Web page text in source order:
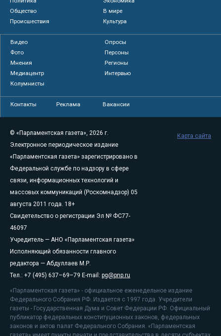
Общество
В мире
Происшествия
Культура
Видео
Опросы
Фото
Персоны
Мнения
Регионы
Медиацентр
Интервью
Колумнисты
Контакты Реклама Вакансии
© «Парламентская газета», 2026 г.
Электронное периодическое издание
«Парламентская газета» зарегистрировано в
Федеральной службе по надзору в сфере
связи, информационных технологий и
массовых коммуникаций (Роскомнадзор) 05
августа 2011 года. 18+
Свидетельство о регистрации Эл № ФС77-
46097
Учредитель — АНО «Парламентская газета»
Исполняющий обязанности главного
редактора — Абдуллаев М.Р.
Тел.: +7 (495) 637–69–79 E-mail: pg@pnp.ru
«Парламентская газета» - официальное еженедельное издание
Федерального Собрания РФ. Издается с 1997 года. Учредители
газеты - Государственная Дума и Совет Федерации РФ. Официальный
публикатор федеральных конституционных законов, федеральных
законов и актов палат Федерального Собрания. «Парламентская
Карта сайта